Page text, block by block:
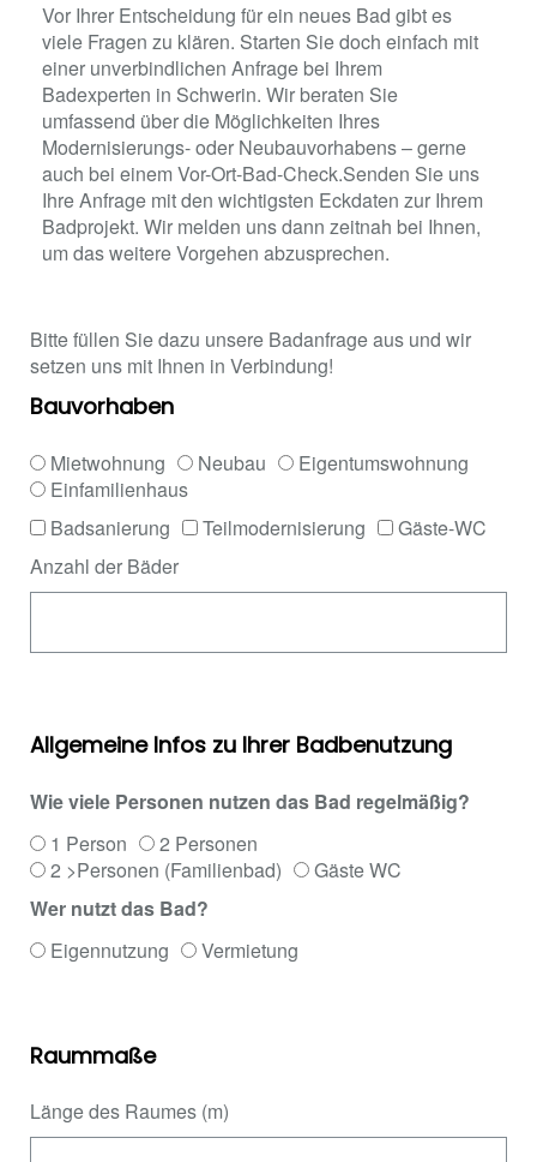
Vor Ihrer Entscheidung für ein neues Bad gibt es
viele Fragen zu klären. Starten Sie doch einfach mit
einer unverbindlichen Anfrage bei Ihrem
Badexperten in Schwerin. Wir beraten Sie
umfassend über die Möglichkeiten Ihres
Modernisierungs- oder Neubauvorhabens – gerne
auch bei einem Vor-Ort-Bad-Check.Senden Sie uns
Ihre Anfrage mit den wichtigsten Eckdaten zur Ihrem
Badprojekt. Wir melden uns dann zeitnah bei Ihnen,
um das weitere Vorgehen abzusprechen.
Bitte füllen Sie dazu unsere Badanfrage aus und wir
setzen uns mit Ihnen in Verbindung!
Bauvorhaben
Mietwohnung Neubau
Eigentumswohnung
Einfamilienhaus
Badsanierung
Teilmodernisierung
Gäste-WC
Anzahl der Bäder
Allgemeine Infos zu Ihrer Badbenutzung
Wie viele Personen nutzen das Bad regelmäßig?
1 Person
2 Personen
2 >Personen (Familienbad)
Gäste WC
Wer nutzt das Bad?
Eigennutzung
Vermietung
Raummaße
Länge des Raumes (m)